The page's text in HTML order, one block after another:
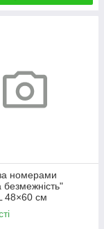
номерами
безмежність"
48×60 см